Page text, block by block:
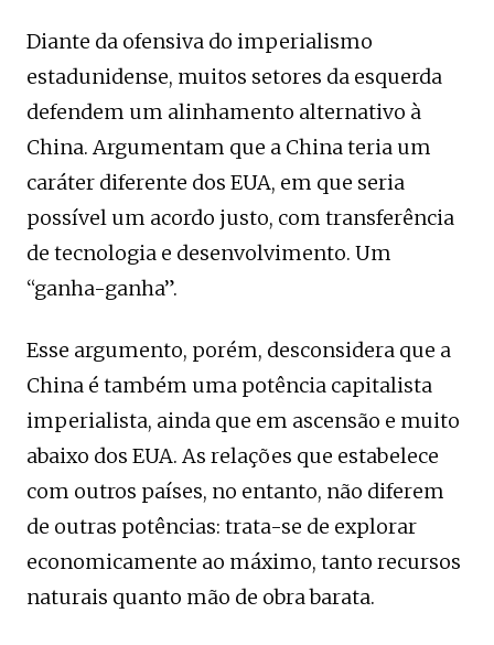
Diante da ofensiva do imperialismo
estadunidense, muitos setores da esquerda
defendem um alinhamento alternativo à
China. Argumentam que a China teria um
caráter diferente dos EUA, em que seria
possível um acordo justo, com transferência
de tecnologia e desenvolvimento. Um
“ganha-ganha”.
Esse argumento, porém, desconsidera que a
China é também uma potência capitalista
imperialista, ainda que em ascensão e muito
abaixo dos EUA. As relações que estabelece
com outros países, no entanto, não diferem
de outras potências: trata-se de explorar
economicamente ao máximo, tanto recursos
naturais quanto mão de obra barata.